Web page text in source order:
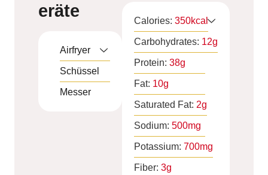
eräte
Airfryer
Schüssel
Messer
Calories: 350kcal
Carbohydrates: 12g
Protein: 38g
Fat: 10g
Saturated Fat: 2g
Sodium: 500mg
Potassium: 700mg
Fiber: 3g